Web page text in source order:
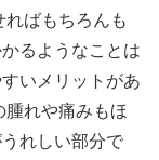
ればもちろんも
るようなことは
いメリットがあ
腫れや痛みもほ
れしい部分で